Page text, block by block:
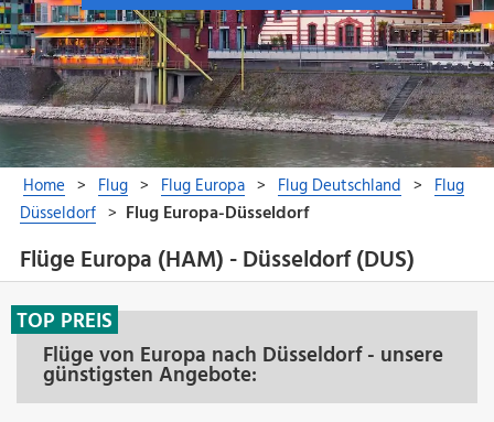
Flüge Europa (HAM) - Düsseldorf (DUS)
Flüge von Europa nach Düsseldorf - unsere
günstigsten Angebote:
TOP PREIS